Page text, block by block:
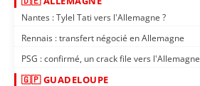
Nantes : Tylel Tati vers l'Allemagne ?
Rennais : transfert négocié en Allemagne
PSG : confirmé, un crack file vers l'Allemagne
🇬🇵 GUADELOUPE